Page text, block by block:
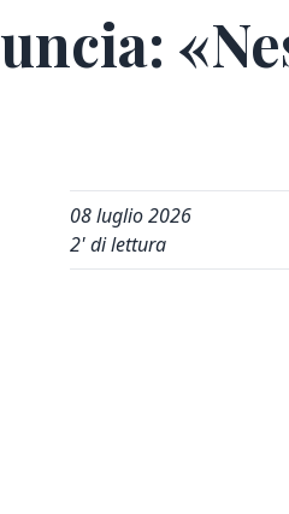
08 luglio 2026
2' di lettura